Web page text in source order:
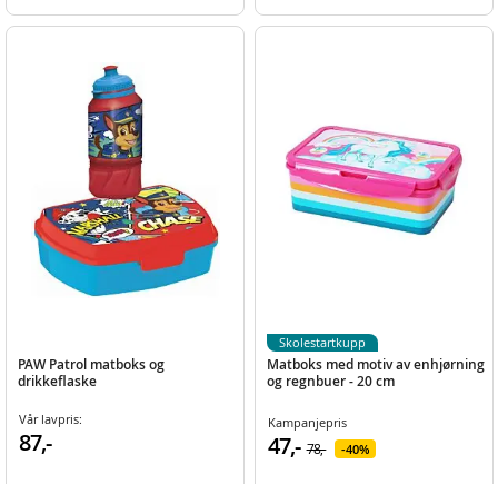
PAW Patrol matboks og
drikkeflaske
Vår lavpris:
87,-
Matboks med motiv av enhjørning
og regnbuer - 20 cm
Kampanjepris
47,- 78,- 40%
Skolestartkupp